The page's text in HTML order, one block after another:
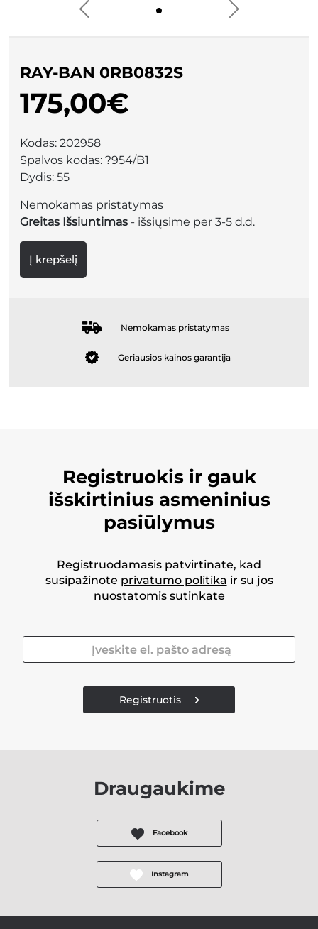
RAY-BAN 0RB0832S
175,00€
Kodas: 202958
Spalvos kodas: ?954/B1
Dydis: 55
Nemokamas pristatymas
Greitas Išsiuntimas - išsiųsime per 3-5 d.d.
Į krepšelį
Nemokamas pristatymas
Geriausios kainos garantija
Registruokis ir gauk
išskirtinius asmeninius
pasiūlymus
Registruodamasis patvirtinate, kad
susipažinote privatumo politika ir su jos
nuostatomis sutinkate
Registruotis
Draugaukime
Facebook
Instagram